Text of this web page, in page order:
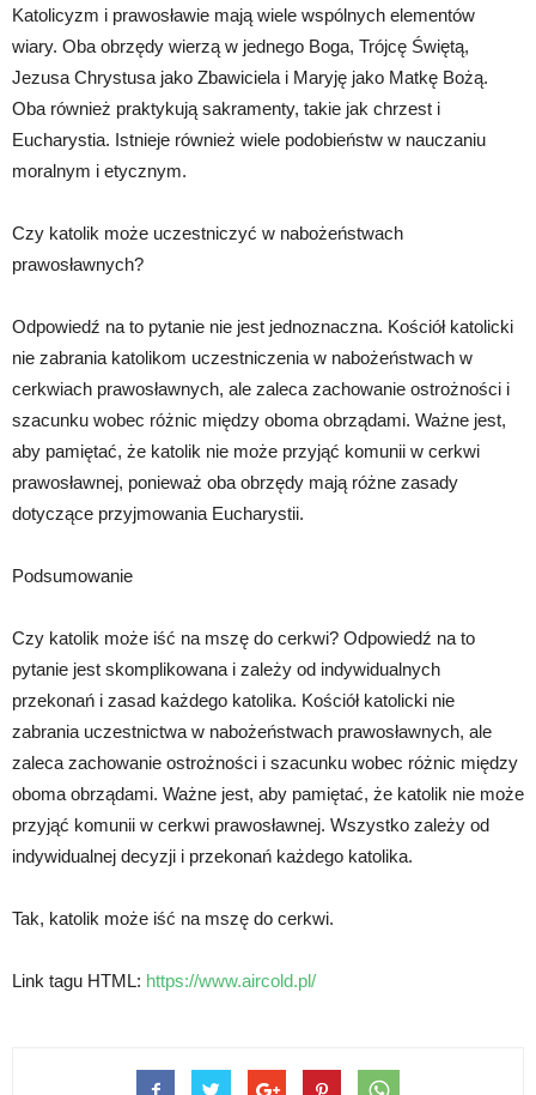
Katolicyzm i prawosławie mają wiele wspólnych elementów
wiary. Oba obrzędy wierzą w jednego Boga, Trójcę Świętą,
Jezusa Chrystusa jako Zbawiciela i Maryję jako Matkę Bożą.
Oba również praktykują sakramenty, takie jak chrzest i
Eucharystia. Istnieje również wiele podobieństw w nauczaniu
moralnym i etycznym.
Czy katolik może uczestniczyć w nabożeństwach
prawosławnych?
Odpowiedź na to pytanie nie jest jednoznaczna. Kościół katolicki
nie zabrania katolikom uczestniczenia w nabożeństwach w
cerkwiach prawosławnych, ale zaleca zachowanie ostrożności i
szacunku wobec różnic między oboma obrządami. Ważne jest,
aby pamiętać, że katolik nie może przyjąć komunii w cerkwi
prawosławnej, ponieważ oba obrzędy mają różne zasady
dotyczące przyjmowania Eucharystii.
Podsumowanie
Czy katolik może iść na mszę do cerkwi? Odpowiedź na to
pytanie jest skomplikowana i zależy od indywidualnych
przekonań i zasad każdego katolika. Kościół katolicki nie
zabrania uczestnictwa w nabożeństwach prawosławnych, ale
zaleca zachowanie ostrożności i szacunku wobec różnic między
oboma obrządami. Ważne jest, aby pamiętać, że katolik nie może
przyjąć komunii w cerkwi prawosławnej. Wszystko zależy od
indywidualnej decyzji i przekonań każdego katolika.
Tak, katolik może iść na mszę do cerkwi.
Link tagu HTML: https://www.aircold.pl/